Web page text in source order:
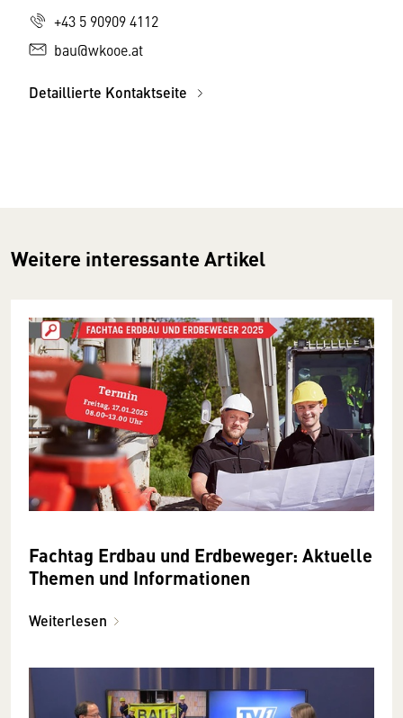
+43 5 90909 4112
bau@wkooe.at
Detaillierte Kontaktseite
Weitere interessante Artikel
Fachtag Erdbau und Erdbeweger: Aktuelle
Themen und Informationen
Weiterlesen